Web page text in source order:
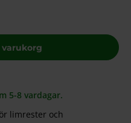
5-8 vardagar.
limrester och